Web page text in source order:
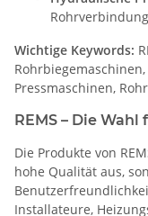
Wichtige Keywords:
Pressmaschinen,
REMS – Die
Die Produkte von
hohe Qualität aus,
Installateure,